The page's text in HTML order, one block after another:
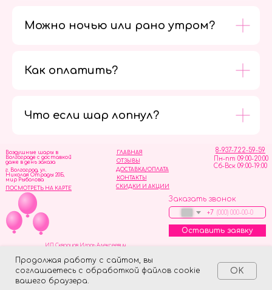
Продолжая работу с сайтом, вы
соглашаетесь с обработкой файлов cookie
вашего браузера.
OK
Можно ночью или рано утром?
Как оплатить?
Что если шар лопнул?
ОТЗЫВЫ
ГЛАВНАЯ
ДОСТАВКА/ОПЛАТА
СКИДКИ И АКЦИИ
КОНТАКТЫ
8-937-722-59-59
Пн-пт 09:00-20:00
Сб-Вск 09:00-19:00
Воздушные шары в
Волгограде с доставкой
даже в день заказа
Заказать звонок
+7
Оставить заявку
г. Волгоград, ул.
Николая Отрады 20Б,
мир Рыболова
ПОСМОТРЕТЬ НА КАРТЕ
ИП Скворцов Игорь Алексеевич
Made on Tilda